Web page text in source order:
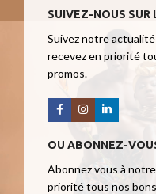
SUIVEZ-NOUS SUR
Suivez notre
recevez en priorité
promos.
OU ABONNEZ-
Abonnez vous à
priorité tous nos